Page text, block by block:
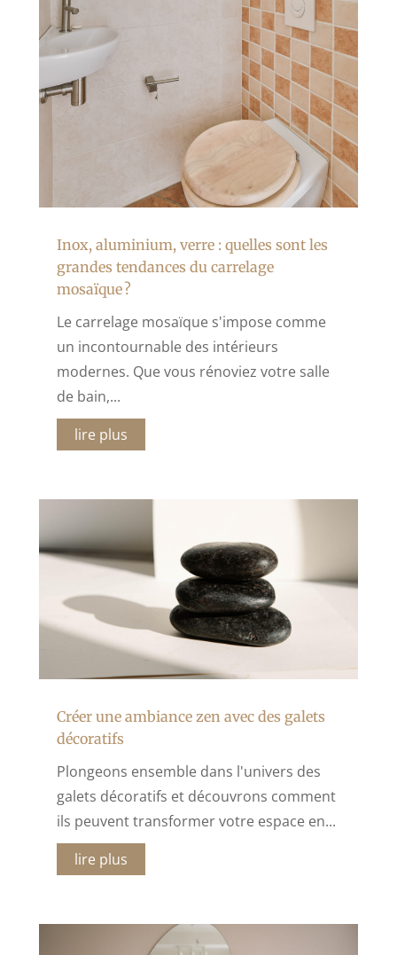
Inox, aluminium, verre : quelles sont les
grandes tendances du carrelage
mosaïque ?
Le carrelage mosaïque s'impose comme
un incontournable des intérieurs
modernes. Que vous rénoviez votre salle
de bain,...
lire plus
Créer une ambiance zen avec des galets
décoratifs
Plongeons ensemble dans l'univers des
galets décoratifs et découvrons comment
ils peuvent transformer votre espace en...
lire plus